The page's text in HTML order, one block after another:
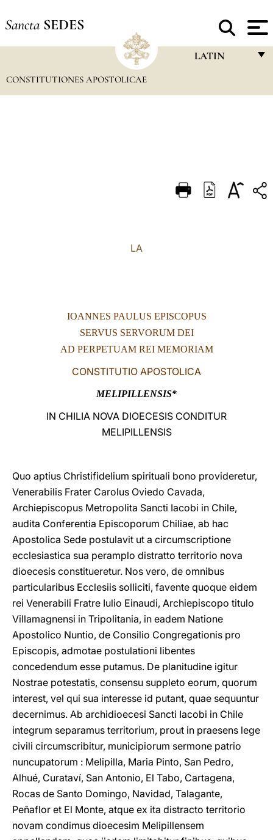
Sancta SEDES
LATIN
DEUTSCH
CONSTITUTIONES APOSTOLICAE
LA
IOANNES PAULUS EPISCOPUS
SERVUS SERVORUM DEI
AD PERPETUAM REI MEMORIAM
CONSTITUTIO APOSTOLICA
MELIPILLENSIS*
IN CHILIA NOVA DIOECESIS CONDITUR
MELIPILLENSIS
Quo aptius Christifidelium spirituali bono provideretur,
Venerabilis Frater Carolus Oviedo Cavada,
Archiepiscopus Metropolita Sancti Iacobi in Chile,
audita Conferentia Episcoporum Chiliae, ab hac
Apostolica Sede postulavit ut a circumscriptione
ecclesiastica sua peramplo distratto territorio nova
dioecesis constitueretur. Nos vero, de omnibus
particularibus Ecclesiis solliciti, favente quoque eidem
rei Venerabili Fratre Iulio Einaudi, Archiepiscopo titulo
Villamagnensi in Tripolitania, in eadem Natione
Apostolico Nuntio, de Consilio Congregationis pro
Episcopis, admotae postulationi libentes
concedendum esse putamus. De planitudine igitur
Nostrae potestatis, consensu suppleto eorum, quorum
interest, vel qui sua interesse id putant, quae sequuntur
decernimus. Ab archidioecesi Sancti Iacobi in Chile
integrum separamus territorium, prout in praesens lege
civili circumscribitur, municipiorum sermone patrio
nuncupatorum : Melipilla, Maria Pinto, San Pedro,
Alhué, Curataví, San Antonio, El Tabo, Cartagena,
Rocas de Santo Domingo, Navidad, Talagante,
Peñaflor et El Monte, atque ex ita distracto territorio
novam condimus dioecesim Melipillensem